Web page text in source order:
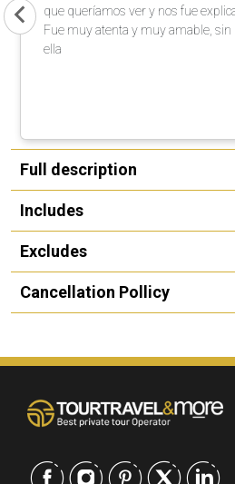
que queríamos ver y nos fue
Fue muy atenta y muy amable,
ella
Full description
Includes
Excludes
Cancellation Pollicy